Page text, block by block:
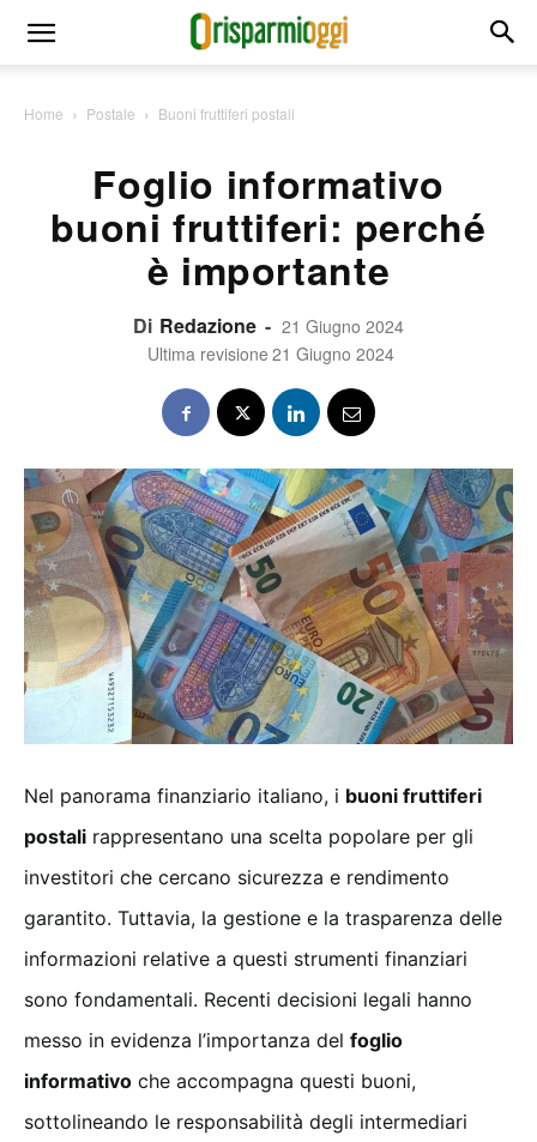
Home Postale Buoni fruttiferi postali
Foglio informativo
buoni fruttiferi: perché
è importante
Di Redazione - 21 Giugno 2024
Ultima revisione 21 Giugno 2024
Nel panorama finanziario italiano, i buoni fruttiferi
postali rappresentano una scelta popolare per gli
investitori che cercano sicurezza e rendimento
garantito. Tuttavia, la gestione e la trasparenza delle
informazioni relative a questi strumenti finanziari
sono fondamentali. Recenti decisioni legali hanno
messo in evidenza l’importanza del foglio
informativo che accompagna questi buoni,
sottolineando le responsabilità degli intermediari